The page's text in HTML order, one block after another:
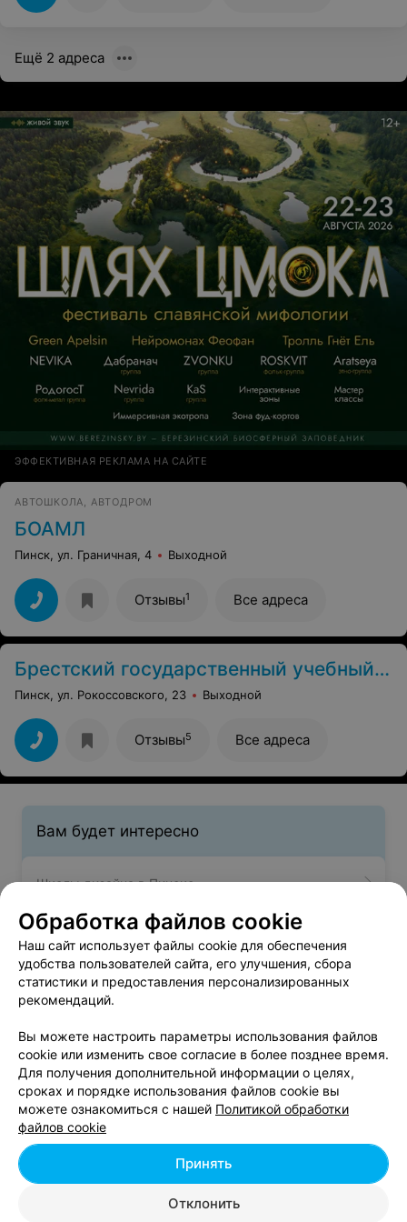
Ещё 2 адреса
ЭФФЕКТИВНАЯ РЕКЛАМА НА САЙТЕ
АВТОШКОЛА, АВТОДРОМ
БОАМЛ
Пинск, ул. Граничная, 4 Выходной
Отзывы1 Все адреса
Брестский государственный учебный автомобильный комбинат подготовки, повышения квалификации и переподготовки кадров
Пинск, ул. Рокоссовского, 23 Выходной
Отзывы5 Все адреса
Вам будет интересно
Школы дизайна в Пинске
IT-курсы в Пинске
Университеты и колледжи в Пинске
Добавить компанию
Добавить специалиста
Обработка файлов cookie
Наш сайт использует файлы cookie для обеспечения
удобства пользователей сайта, его улучшения, сбора
статистики и предоставления персонализированных
рекомендаций.
Вы можете настроить параметры использования файлов
cookie или изменить свое согласие в более позднее время.
Для получения дополнительной информации о целях,
сроках и порядке использования файлов cookie вы
можете ознакомиться с нашей Политикой обработки
файлов cookie
Отклонить
Принять